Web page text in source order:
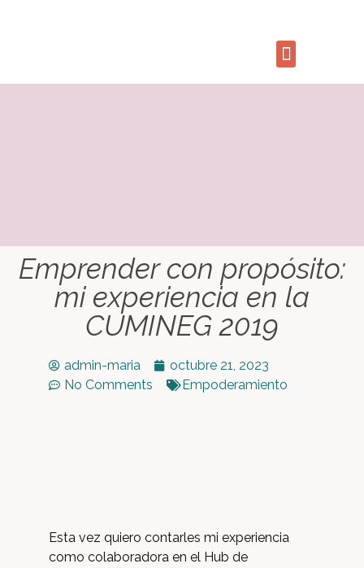
Emprender con propósito:
mi experiencia en la
CUMINEG 2019
admin-maria
octubre 21, 2023
No Comments
Empoderamiento
Esta vez quiero contarles mi experiencia
como colaboradora en el Hub de